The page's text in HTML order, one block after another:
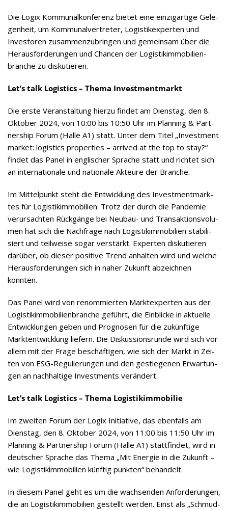
Die Logix Kom­mu­nal­kon­fe­renz bie­tet eine ein­zig­ar­tige Gele­
gen­heit, um Kom­mu­nal­ver­tre­ter, Logis­tik­ex­per­ten und
Inves­to­ren zusam­men­zu­brin­gen und gemein­sam über die
Her­aus­for­de­run­gen und Chan­cen der Logis­tik­im­mo­bi­li­en­
bran­che zu diskutieren.
Let’s talk Logi­stics – Thema Investmentmarkt
Die erste Ver­an­stal­tung hierzu fin­det am Diens­tag, den 8.
Okto­ber 2024, von 10:00 bis 10:50 Uhr im Plan­ning & Part­
ner­ship Forum (Halle A1) statt. Unter dem Titel „Invest­ment
mar­ket: logi­stics pro­per­ties – arri­ved at the top to stay?“
fin­det das Panel in eng­li­scher Spra­che statt und rich­tet sich
an inter­na­tio­nale und natio­nale Akteure der Branche.
Im Mit­tel­punkt steht die Ent­wick­lung des Invest­ment­mark­
tes für Logis­tik­im­mo­bi­lien. Trotz der durch die Pan­de­mie
ver­ur­sach­ten Rück­gänge bei Neu­bau- und Trans­ak­ti­ons­vo­lu­
men hat sich die Nach­frage nach Logis­tik­im­mo­bi­lien sta­bi­li­
siert und teil­weise sogar ver­stärkt. Exper­ten dis­ku­tie­ren
dar­über, ob die­ser posi­tive Trend anhal­ten wird und wel­che
Her­aus­for­de­run­gen sich in naher Zukunft abzeich­nen
könnten.
Das Panel wird von renom­mier­ten Markt­ex­per­ten aus der
Logis­tik­im­mo­bi­li­en­bran­che geführt, die Ein­bli­cke in aktu­elle
Ent­wick­lun­gen geben und Pro­gno­sen für die zukünf­tige
Markt­ent­wick­lung lie­fern. Die Dis­kus­si­ons­runde wird sich vor
allem mit der Frage beschäf­ti­gen, wie sich der Markt in Zei­
ten von ESG-Regu­lie­run­gen und den gestie­ge­nen Erwar­tun­
gen an nach­hal­tige Invest­ments verändert.
Let’s talk Logi­stics – Thema Logistikimmobilie
Im zwei­ten Forum der Logix Initia­tive, das eben­falls am
Diens­tag, den 8. Okto­ber 2024, von 11:00 bis 11:50 Uhr im
Plan­ning & Part­ner­ship Forum (Halle A1) statt­fin­det, wird in
deut­scher Spra­che das Thema „Mit Ener­gie in die Zukunft –
wie Logis­tik­im­mo­bi­lien künf­tig punk­ten“ behandelt.
In die­sem Panel geht es um die wach­sen­den Anfor­de­run­gen,
die an Logis­tik­im­mo­bi­lien gestellt wer­den. Einst als „Schmud­